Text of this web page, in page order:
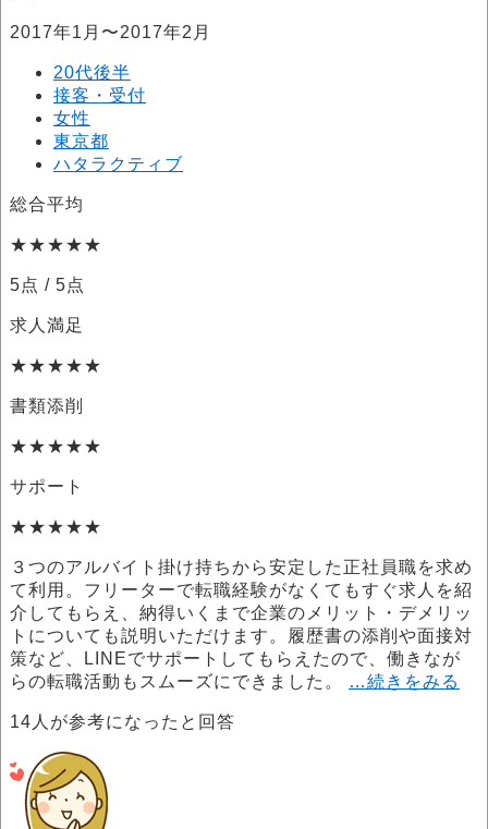
2017年1月〜2017年2月
20代後半
接客・受付
女性
東京都
ハタラクティブ
総合平均
★★★★★
5点 / 5点
求人満足
★★★★★
書類添削
★★★★★
サポート
★★★★★
３つのアルバイト掛け持ちから安定した正社員職を求め
て利用。フリーターで転職経験がなくてもすぐ求人を紹
介してもらえ、納得いくまで企業のメリット・デメリッ
トについても説明いただけます。履歴書の添削や面接対
策など、LINEでサポートしてもらえたので、働きなが
らの転職活動もスムーズにできました。
…続きをみる
14 人が参考になったと回答